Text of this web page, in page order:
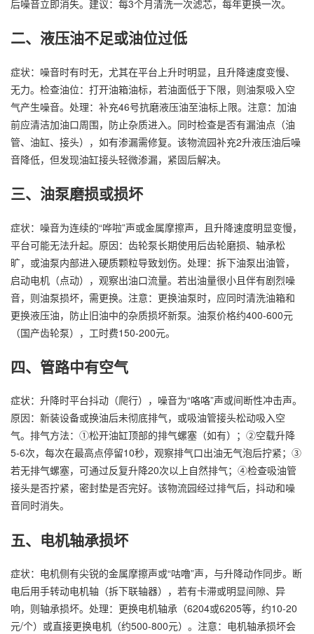
后噪音立即消失。建议：每3个月清洗一次滤芯，每年更换一次。
二、液压油不足或油位过低
症状：噪音时有时无，尤其在平台上升时明显，且升降速度变慢、
无力。检查油位：打开油箱油标，若油面低于下限，则油泵吸入空
气产生噪音。处理：补充46号抗磨液压油至油标上限。注意：加油
前应清洁加油口周围，防止杂质进入。同时检查是否有漏油点（油
管、油缸、接头），如有渗漏需修复。该物流园补充2升液压油后噪
音降低，但发现油缸接头轻微渗漏，紧固后解决。
三、油泵磨损或损坏
症状：噪音为连续的“哗啦”声或金属摩擦声，且升降速度明显变慢，
平台可能无法升起。原因：齿轮泵长期使用后齿轮磨损、轴承松
旷，或油泵内部进入硬质颗粒导致划伤。处理：拆下油泵出油管，
启动电机（点动），观察出油口流量。若出油量很小且伴有剧烈噪
音，则油泵损坏，需更换。注意：更换油泵时，应同时清洗油箱和
更换液压油，防止旧油中的杂质损坏新泵。油泵价格约400-600元
（国产齿轮泵），工时费150-200元。
四、管路中有空气
症状：升降时平台抖动（爬行），噪音为“咯咯”声或间断性冲击声。
原因：新装设备或换油后未彻底排气，或吸油管接头松动吸入空
气。排气方法：①松开油缸顶部的排气螺塞（如有）；②空载升降
5-6次，每次在最高点停留10秒，观察排气口出油无气泡后拧紧；③
若无排气螺塞，可通过反复升降20次以上自然排气；④检查吸油管
接头是否拧紧，密封垫是否完好。该物流园经过排气后，抖动和噪
音同时消失。
五、电机轴承损坏
症状：电机侧有尖锐的金属摩擦声或“咕噜”声，与升降动作同步。断
电后用手转动电机轴（拆下联轴器），若有卡滞或明显间隙、异
响，则轴承损坏。处理：更换电机轴承（6204或6205等，约10-20
元/个）或直接更换电机（约500-800元）。注意：电机轴承损坏会